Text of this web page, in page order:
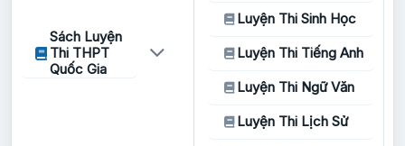
Sách Luyện
Thi THPT
Quốc Gia
Luyện Thi Sinh Học
Luyện Thi Tiếng Anh
Luyện Thi Ngữ Văn
Luyện Thi Lịch Sử